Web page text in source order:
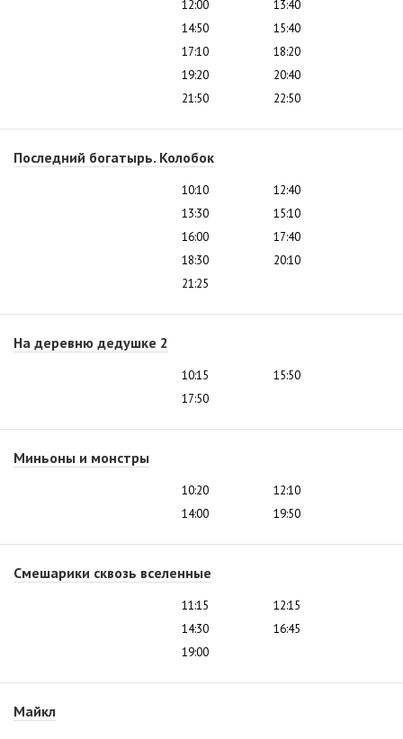
12:00
13:40
14:50
15:40
17:10
18:20
19:20
20:40
21:50
22:50
Последний богатырь. Колобок
10:10
12:40
13:30
15:10
16:00
17:40
18:30
20:10
21:25
На деревню дедушке 2
10:15
15:50
17:50
Миньоны и монстры
10:20
12:10
14:00
19:50
Смешарики сквозь вселенные
11:15
12:15
14:30
16:45
19:00
Майкл